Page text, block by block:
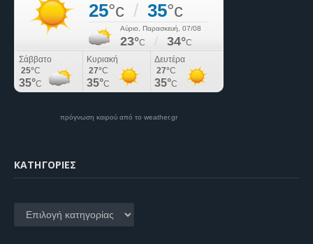
πρόγνωση καιρού από το weather.gr
KΑΤΗΓΟΡΊΕΣ
Kατηγορίες